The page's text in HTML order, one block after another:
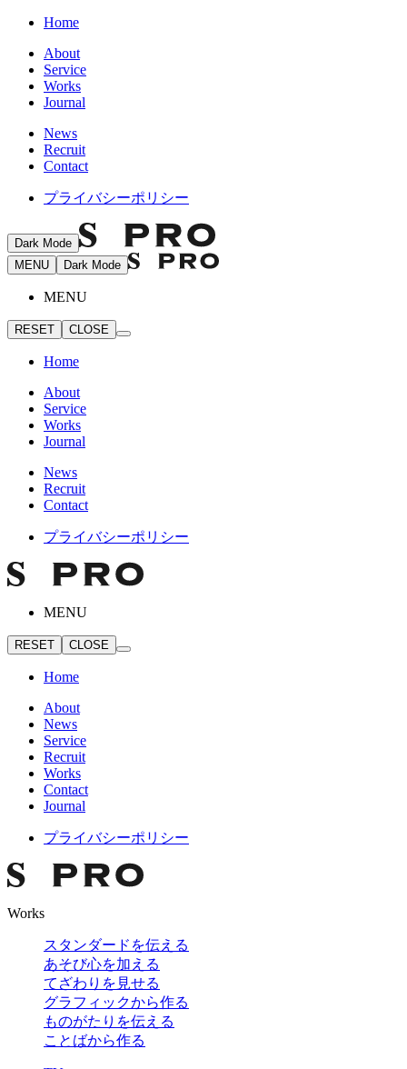
Home
About
Service
Works
Journal
News
Recruit
Contact
プライバシーポリシー
Dark Mode
MENU
Dark Mode
MENU
RESET CLOSE
Home
About
Service
Works
Journal
News
Recruit
Contact
プライバシーポリシー
MENU
RESET CLOSE
Home
About
News
Service
Recruit
Works
Contact
Journal
プライバシーポリシー
Works
スタンダードを伝える
あそび心を加える
てざわりを見せる
グラフィックから作る
ものがたりを伝える
ことばから作る